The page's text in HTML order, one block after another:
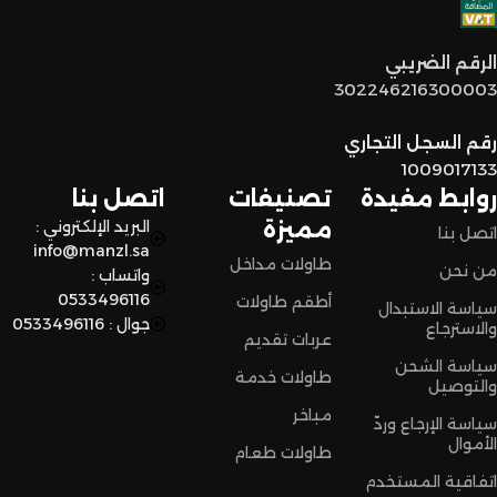
توصيل سريع وآمن
نضمن وصول منتجاتكم بأفضل حالة وفي أقصر وقت ممكن.
اختاروا الراحة والأناقة من المنزل النادر للاثاث الآن وعيشوا تجربة
تسوق مميزة.
روابط مفيدة
اتصل بنا
من نحن
سياسة الاستبدال
والاسترجاع
سياسة الشحن
والتوصيل
سياسة الإرجاع وردّ
الأموال
اتفاقية المستخدم
تصنيفات
مميزة
طاولات مداخل
أطقم طاولات
عربات تقديم
طاولات خدمة
مباخر
طاولات طعام
اتصل بنا
البريد الإلكتروني :
info@manzl.sa
واتساب :
0533496116
جوال : 0533496116
الرقم الضريبي
302246216300003
رقم السجل التجاري
1009017133